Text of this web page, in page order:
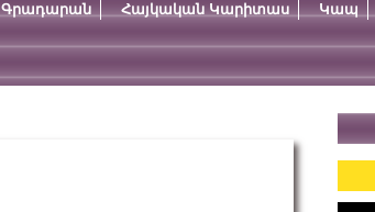
Գրադարան Հայկական Կարիտաս Կապ